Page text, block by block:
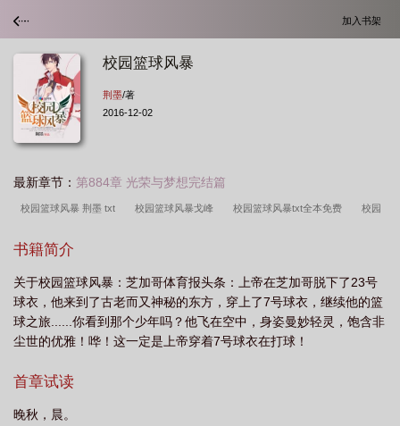
加入书架
校园篮球风暴
荆墨/著
2016-12-02
最新章节： 第884章 光荣与梦想完结篇
校园篮球风暴 荆墨 txt 校园篮球风暴戈峰 校园篮球风暴txt全本免费 校园
云 校园篮球风暴身高
园篮球风暴终极boss 校园篮球风云剧照 校园篮球风暴 终级BOSS飞 校园
篮球风暴txt 校园篮球风暴 荆墨 校园篮球风暴小 校园篮球风云简介
书籍简介
关于校园篮球风暴：芝加哥体育报头条：上帝在芝加哥脱下了23号
球衣，他来到了古老而又神秘的东方，穿上了7号球衣，继续他的篮
球之旅......你看到那个少年吗？他飞在空中，身姿曼妙轻灵，饱含非
尘世的优雅！哗！这一定是上帝穿着7号球衣在打球！
首章试读
晚秋，晨。